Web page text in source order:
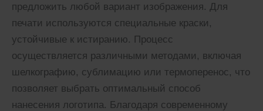
предложить любой вариант изображения. Для
печати используются специальные краски,
устойчивые к истиранию. Процесс
осуществляется различными методами, включая
шелкографию, сублимацию или термоперенос, что
позволяет выбрать оптимальный способ
нанесения логотипа. Благодаря современному